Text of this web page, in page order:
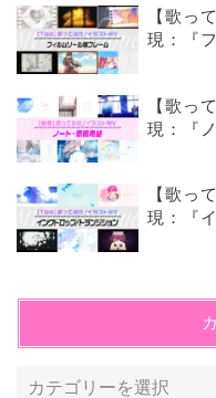
【歌っ
現：『
【歌っ
現：『
【歌っ
現：『